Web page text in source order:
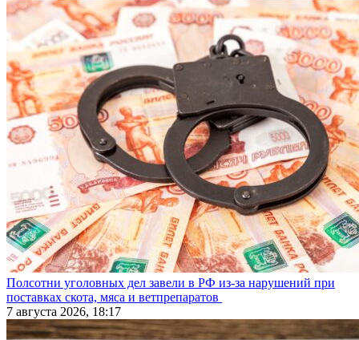
Полсотни уголовных дел завели в РФ из-за нарушений при
поставках скота, мяса и ветпрепаратов
7 августа 2026, 18:17